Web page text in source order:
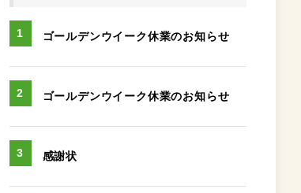
ゴールデンウイーク休業のお知らせ
ゴールデンウイーク休業のお知らせ
感謝状